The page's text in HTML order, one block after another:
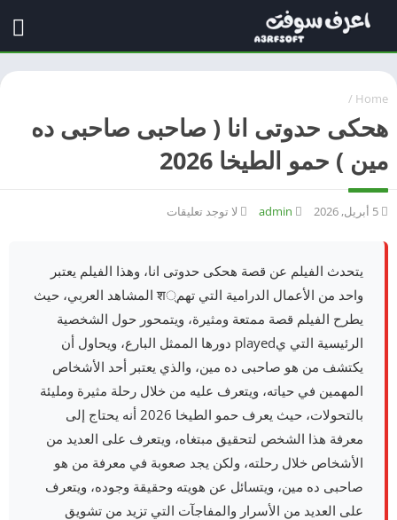
Home
/
هحكى حدوتى انا ( صاحبى صاحبى ده
مين ) حمو الطيخا 2026
admin لا توجد تعليقات
يتحدث الفيلم عن قصة هحكى حدوتى انا، وهذا الفيلم يعتبر
واحد من الأعمال الدرامية التي تهم्श المشاهد العربي، حيث
يطرح الفيلم قصة ممتعة ومثيرة، ويتمحور حول الشخصية
الرئيسية التي يplayed دورها الممثل البارع، ويحاول أن
يكتشف من هو صاحبى ده مين، والذي يعتبر أحد الأشخاص
المهمين في حياته، ويتعرف عليه من خلال رحلة مثيرة ومليئة
بالتحولات، حيث يعرف حمو الطيخا 2026 أنه يحتاج إلى
معرفة هذا الشخص لتحقيق مبتغاه، ويتعرف على العديد من
الأشخاص خلال رحلته، ولكن يجد صعوبة في معرفة من هو
صاحبى ده مين، ويتسائل عن هويته وحقيقة وجوده، ويتعرف
على العديد من الأسرار والمفاجآت التي تزيد من تشويق